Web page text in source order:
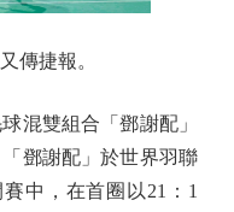
捷報。
雙組合「鄧謝配」
鄧謝配」於世界羽聯
中，在首圈以21：1